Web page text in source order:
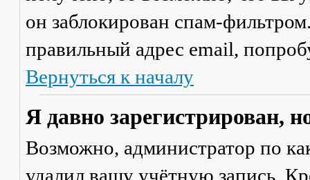
он заблокирован спам-
правильный адрес email,
Вернуться к началу
Я давно зарегистрирован,
Возможно, администратор по
удалил вашу учётную запись.